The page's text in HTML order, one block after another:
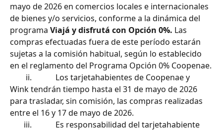
mayo de 2026 en comercios locales e internacionales
de bienes y/o servicios, conforme a la dinámica del
programa Viajá y disfrutá con Opción 0%. Las
compras efectuadas fuera de este período estarán
sujetas a la comisión habitual, según lo establecido
en el reglamento del Programa Opción 0% Coopenae.
Wink tendrán tiempo hasta el 31 de mayo de 2026
para trasladar, sin comisión, las compras realizadas
entre el 16 y 17 de mayo de 2026.